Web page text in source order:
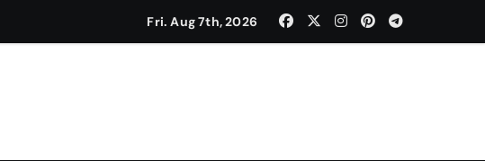
Fri. Aug 7th, 2026